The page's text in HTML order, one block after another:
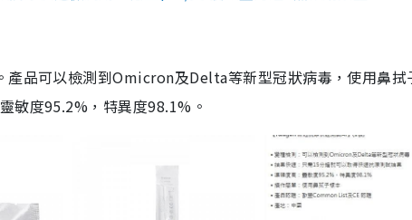
產品可以檢測到Omicron及Delta等新型冠狀病毒，使用鼻拭
敏度95.2%，特異度98.1%。